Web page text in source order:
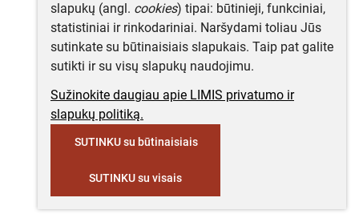
slapukų (angl. cookies) tipai: būtinieji, funkciniai,
statistiniai ir rinkodariniai. Naršydami toliau Jūs
sutinkate su būtinaisiais slapukais. Taip pat galite
sutikti ir su visų slapukų naudojimu.
Sužinokite daugiau apie LIMIS privatumo ir
slapukų politiką.
SUTINKU su būtinaisiais
SUTINKU su visais